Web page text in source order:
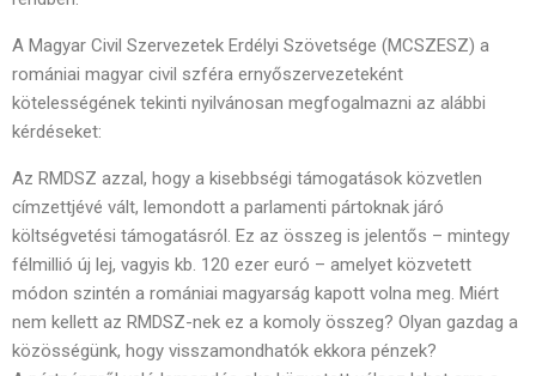
A Magyar Civil Szervezetek Erdélyi Szövetsége (MCSZESZ) a
romániai magyar civil szféra ernyőszervezeteként
kötelességének tekinti nyilvánosan megfogalmazni az alábbi
kérdéseket:
Az RMDSZ azzal, hogy a kisebbségi támogatások közvetlen
címzettjévé vált, lemondott a parlamenti pártoknak járó
költségvetési támogatásról. Ez az összeg is jelentős – mintegy
félmillió új lej, vagyis kb. 120 ezer euró – amelyet közvetett
módon szintén a romániai magyarság kapott volna meg. Miért
nem kellett az RMDSZ-nek ez a komoly összeg? Olyan gazdag a
közösségünk, hogy visszamondhatók ekkora pénzek?